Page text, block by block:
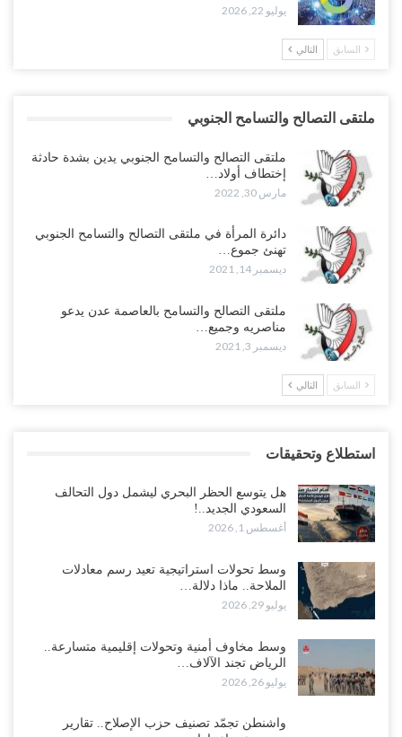
يوليو 22, 2026
السابق التالي
ملتقى التصالح والتسامح الجنوبي
ملتقى التصالح والتسامح الجنوبي يدين بشدة حادثة
إختطاف أولاد…
مارس 30, 2022
دائرة المرأة في ملتقى التصالح والتسامح الجنوبي
تهنئ جموع…
ديسمبر 14, 2021
ملتقى التصالح والتسامح بالعاصمة عدن يدعو
مناصريه وجميع…
ديسمبر 3, 2021
السابق التالي
استطلاع وتحقيقات
هل يتوسع الحظر البحري ليشمل دول التحالف
السعودي الجديد..!
أغسطس 1, 2026
وسط تحولات استراتيجية تعيد رسم معادلات
الملاحة.. ماذا دلالة…
يوليو 29, 2026
وسط مخاوف أمنية وتحولات إقليمية متسارعة..
الرياض تجند الآلاف…
يوليو 26, 2026
واشنطن تجمّد تصنيف حزب الإصلاح.. تقارير